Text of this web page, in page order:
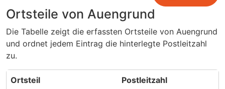
Ortsteile von Auengrund
Die Tabelle zeigt die erfassten Ortsteile von Auengrund
und ordnet jedem Eintrag die hinterlegte Postleitzahl
zu.
Ortsteil Postleitzahl